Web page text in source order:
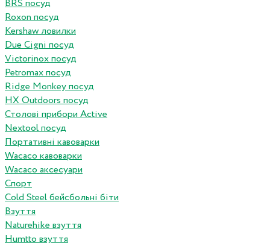
BRS посуд
Roxon посуд
Kershaw ловилки
Due Cigni посуд
Victorinox посуд
Petromax посуд
Ridge Monkey посуд
HX Outdoors посуд
Столові прибори Active
Nextool посуд
Портативні кавоварки
Wacaco кавоварки
Wacaco аксесуари
Спорт
Cold Steel бейсбольні біти
Взуття
Naturehike взуття
Humtto взуття